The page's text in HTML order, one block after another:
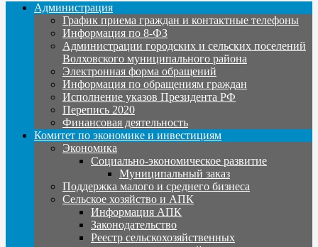
Администрация
График приема граждан и контактные телефоны
Информация по 8-ФЗ
Администрации городских и сельских поселений
Волховского муниципального района
Электронная форма обращений
Информация по обращениям граждан
Исполнение указов Президента РФ
Перепись 2020
Финансовая деятельность
Комитет по экономике и инвестициям
Экономика
Социально-экономическое развитие
Муниципальный заказ
Поддержка малого и среднего бизнеса
Сельское хозяйство и АПК
Информация АПК
Законодательство
Реестр сельскохозяйственных